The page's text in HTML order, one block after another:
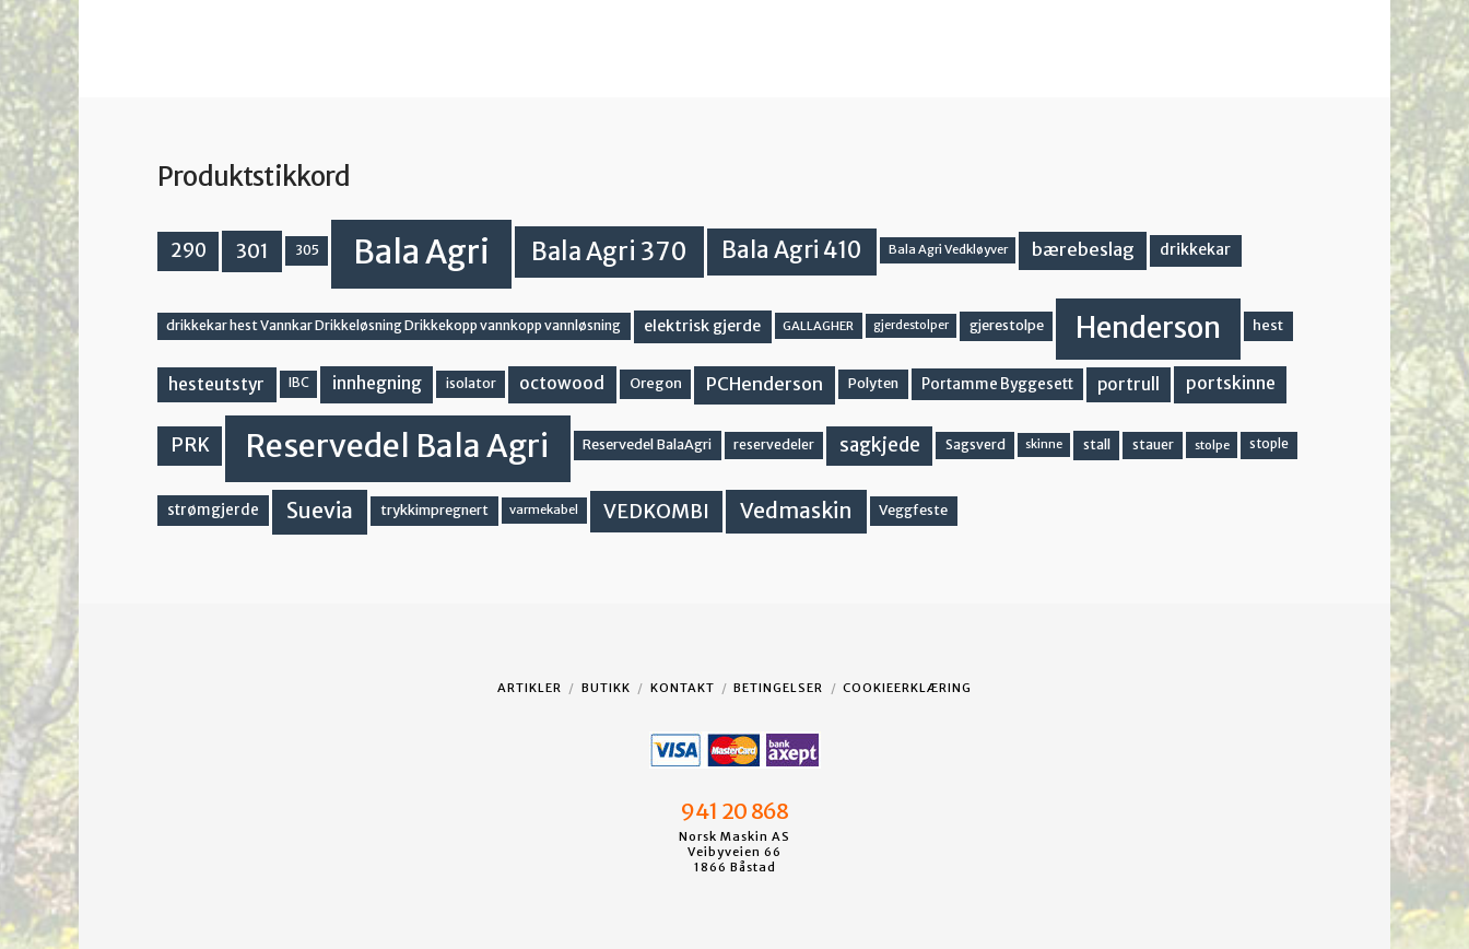
Produktstikkord
290 301 305 Bala Agri Bala Agri 370 Bala Agri 410 Bala Agri Vedkløyver bærebeslag drikkekar
drikkekar hest Vannkar Drikkeløsning Drikkekopp vannkopp vannløsning elektrisk gjerde GALLAGHER gjerdestolper gjerestolpe Henderson hest
hesteutstyr IBC innhegning isolator octowood Oregon PCHenderson Polyten Portamme Byggesett portrull portskinne
PRK Reservedel Bala Agri Reservedel BalaAgri reservedeler sagkjede Sagsverd skinne stall stauer stolpe stople
strømgjerde Suevia trykkimpregnert varmekabel VEDKOMBI Vedmaskin Veggfeste
ARTIKLER BUTIKK KONTAKT BETINGELSER COOKIEERKLÆRING
941 20 868
Norsk Maskin AS
Veibyveien 66
1866 Båstad